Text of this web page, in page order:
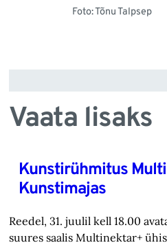
Foto: Tõnu Talpsep
Vaata lisaks
Kunstirühmitus
Kunstimajas
Reedel, 31. juulil kell 18.00
suures saalis Multinektar+